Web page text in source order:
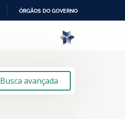
ÓRGÃOS DO GOVERNO
Busca avançada